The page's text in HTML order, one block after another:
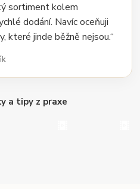
sortiment kolem
dodání. Navíc oceňuji
které jinde běžně nejsou.“
a tipy z praxe